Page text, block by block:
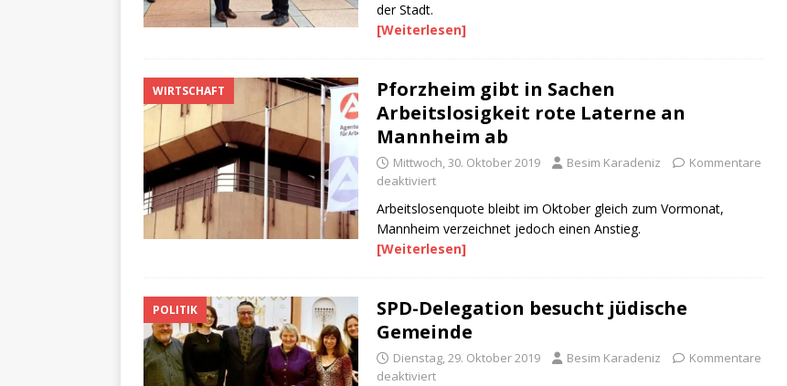
der Stadt.
[Weiterlesen]
WIRTSCHAFT
Pforzheim gibt in Sachen
Arbeitslosigkeit rote Laterne an
Mannheim ab
Mittwoch, 30. Oktober 2019 Besim Karadeniz
Kommentare
deaktiviert
Arbeitslosenquote bleibt im Oktober gleich zum Vormonat,
Mannheim verzeichnet jedoch einen Anstieg.
[Weiterlesen]
POLITIK
SPD-Delegation besucht jüdische
Gemeinde
Dienstag, 29. Oktober 2019 Besim Karadeniz
Kommentare
deaktiviert